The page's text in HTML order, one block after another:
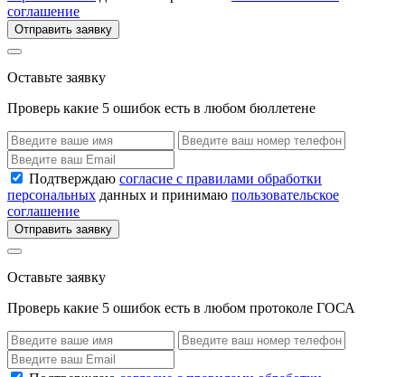
соглашение
Отправить заявку
Оставьте заявку
Проверь какие 5 ошибок есть в любом бюллетене
Подтверждаю согласие с правилами обработки
персональных данных и принимаю пользовательское
соглашение
Отправить заявку
Оставьте заявку
Проверь какие 5 ошибок есть в любом протоколе ГОСА